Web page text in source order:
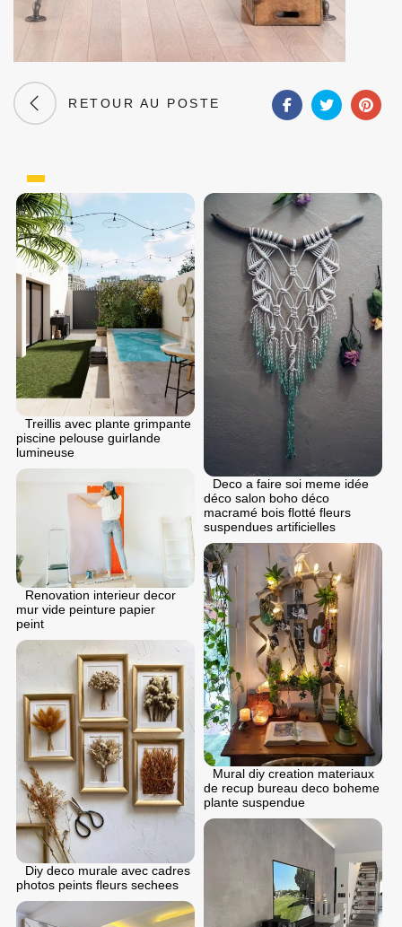
RETOUR AU POSTE
Treillis avec plante grimpante
piscine pelouse guirlande
lumineuse
Deco a faire soi meme idée
déco salon boho déco
macramé bois flotté fleurs
suspendues artificielles
Renovation interieur decor
mur vide peinture papier
peint
Mural diy creation materiaux
de recup bureau deco boheme
plante suspendue
Diy deco murale avec cadres
photos peints fleurs sechees